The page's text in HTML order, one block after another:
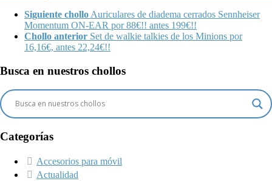
Siguiente cholloAuriculares de diadema cerrados Sennheiser
Momentum ON-EAR por 88€!! antes 199€!!
Chollo anterior Set de walkie talkies de los Minions por
16,16€, antes 22,24€!!
Busca en nuestros chollos
Categorías
Accesorios para móvil
Actualidad